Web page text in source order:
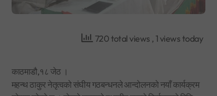
720 total views , 1 views today
काठमाडौ,१८ जेठ ।
महन्थ ठाकुर नेतृत्वको संघीय गठबन्धनले आन्दोलनको नयाँ कार्यक्रम